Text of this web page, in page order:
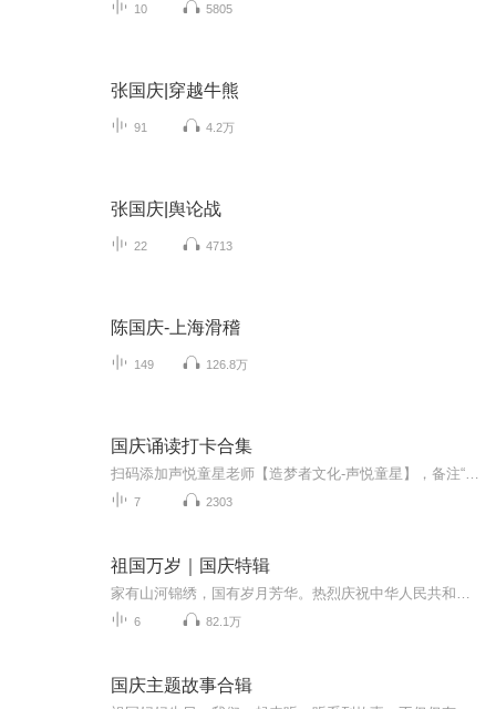
10 5805
张国庆|穿越牛熊
91 4.2万
张国庆|舆论战
22 4713
陈国庆-上海滑稽
149 126.8万
国庆诵读打卡合集
7 2303
祖国万岁｜国庆特辑
6 82.1万
国庆主题故事合辑